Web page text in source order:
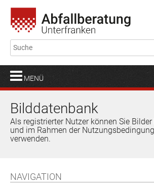
MENÜ
Bilddatenbank
Als registrierter Nutzer können Sie
und im Rahmen der
verwenden.
NAVIGATION